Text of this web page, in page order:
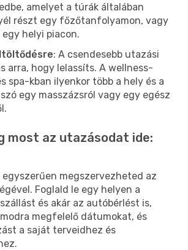
amelyet a túrák általában
részt egy főzőtanfolyamon, vagy
helyi piacon.
: A csendesebb utazási
arra, hogy lelassíts. A wellness-
spa-kban ilyenkor több a hely és a
egy masszázsról vagy egy egész
most az utazásodat ide:
megszervezheted az
Foglald le egy helyen a
és akár az autóbérlést is,
megfelelő dátumokat, és
a saját terveidhez és